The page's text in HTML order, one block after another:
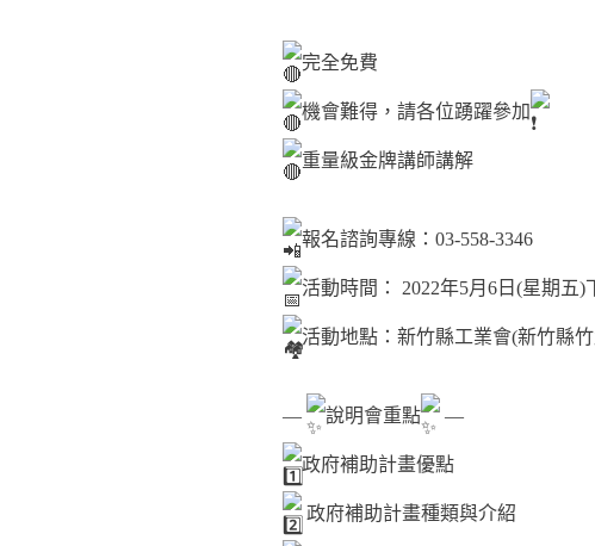
完全免費
機會難得，請各位踴躍參加
重量級金牌講師講解
報名諮詢專線：03-558-3346
活動時間： 2022年5月6日(星期五)
活動地點：新竹縣工業會(新竹縣
— 說明會重點 —
政府補助計畫優點
政府補助計畫種類與介紹